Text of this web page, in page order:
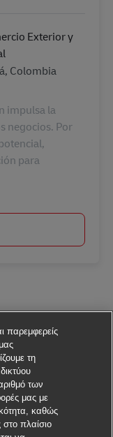
Exterior y
Colombia
impulsa la
negocios. Por
para
παρεμφερείς
τη
των
μας με
καθώς
στο πλαίσιο